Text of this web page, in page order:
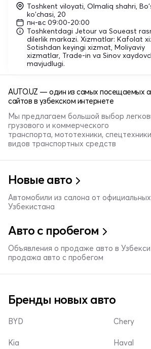
Toshkent viloyati, Olmaliq shahri,
ko'chasi, 20
пн-вс 09:00-20:00
Toshkentdagi Jetour va Soueast
dilerlik markazi. Xizmatlar: Kafolat
Sotishdan keyingi xizmat, Moliyaviy
xizmatlar, Trade-in va Sinov
mavjudlugi.
AUTO.UZ — один из самых посещаемых
сайтов в узбекском интернете
Мы предлагаем большой выбор
грузового и коммерческого
транспорта, мототехники,
видов транспортных средств
Новые авто
Автомобили из салона от
Узбекистана
Авто с пробегом
Объявления о продаже авто в
продажа авто с пробегом
Бренды новых авто
BYD
Kia
Chery
Haval